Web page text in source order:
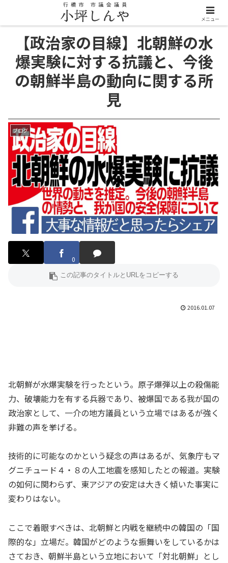
【政治家の目線】北朝鮮の水
爆実験に対する抗議と、今後
の朝鮮半島の動向に関する所
見
ブログ
0
2016.01.07
北朝鮮が水爆実験を行ったという。原子爆弾以上の殺傷能
力、破壊能力を有する兵器であり、被爆国である我が国の
政治家として、一介の地方議員という立場ではあるが強く
非難の声を挙げる。
技術的に可能なのかという疑念の声はあるが、気象庁もマ
グニチュード４・８の人工地震を感知したとの報道。実験
の如何に関わらず、東アジアの安定は大きく傾いた事実に
変わりはない。
ここで着眼すべきは、北朝鮮と内戦を継続中の韓国の「国
際的な」立場だ。韓国がどのような振舞いをしているかは
さておき、朝鮮半島という立地において「対北朝鮮」とし
メニュー